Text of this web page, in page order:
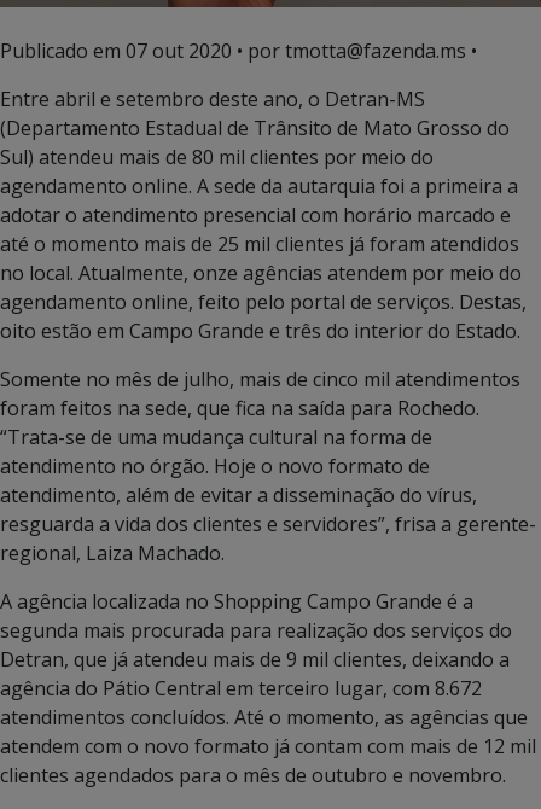
Publicado em 07 out 2020 • por tmotta@fazenda.ms •
Entre abril e setembro deste ano, o Detran-MS
(Departamento Estadual de Trânsito de Mato Grosso do
Sul) atendeu mais de 80 mil clientes por meio do
agendamento online. A sede da autarquia foi a primeira a
adotar o atendimento presencial com horário marcado e
até o momento mais de 25 mil clientes já foram atendidos
no local. Atualmente, onze agências atendem por meio do
agendamento online, feito pelo portal de serviços. Destas,
oito estão em Campo Grande e três do interior do Estado.
Somente no mês de julho, mais de cinco mil atendimentos
foram feitos na sede, que fica na saída para Rochedo.
“Trata-se de uma mudança cultural na forma de
atendimento no órgão. Hoje o novo formato de
atendimento, além de evitar a disseminação do vírus,
resguarda a vida dos clientes e servidores”, frisa a gerente-
regional, Laiza Machado.
A agência localizada no Shopping Campo Grande é a
segunda mais procurada para realização dos serviços do
Detran, que já atendeu mais de 9 mil clientes, deixando a
agência do Pátio Central em terceiro lugar, com 8.672
atendimentos concluídos. Até o momento, as agências que
atendem com o novo formato já contam com mais de 12 mil
clientes agendados para o mês de outubro e novembro.